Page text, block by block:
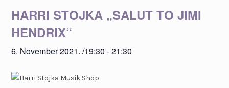
HARRI STOJKA „SALUT TO JIMI
HENDRIX“
6. November 2021. /19:30 -21:30